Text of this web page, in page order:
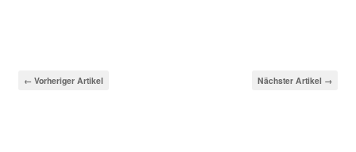
Nächster Artikel →
← Vorheriger Artikel